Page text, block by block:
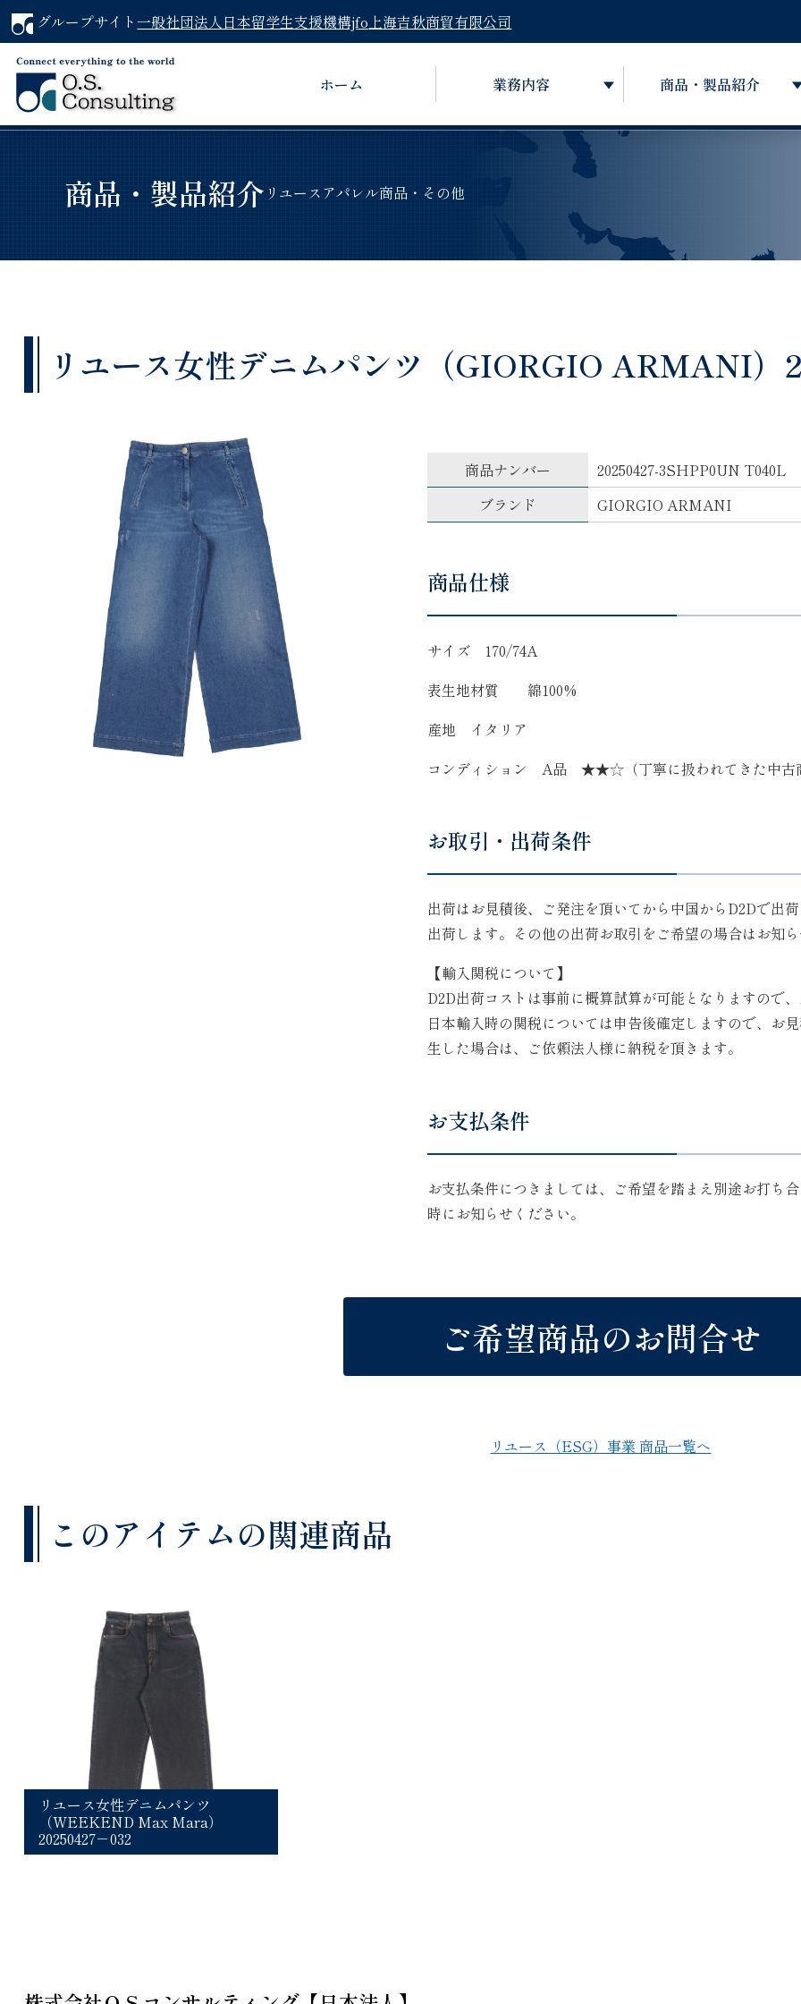
グループサイト 一般社団法人日本留学生支援機構jfo 上海吉秋商貿有限公司
ホーム 業務内容 商品・製品紹介
商品・製品紹介 リユースアパレル商品・その他
リユース女性デニムパンツ（GIORGIO ARMANI
商品ナンバー
20250427-3SHPP0UN T040L
ブランド
GIORGIO ARMANI
商品仕様
サイズ 170/74A
表生地材質 綿100%
産地 イタリア
コンディション A品 ★★☆（丁寧に扱われてきた中古
お取引・出荷条件
出荷はお見積後、ご発注を頂いてから中国からD2Dで出
出荷します。その他の出荷お取引をご希望の場合はお知
【輸入関税について】
D2D出荷コストは事前に概算試算が可能となりますので
日本輸入時の関税については申告後確定しますので、お
生した場合は、ご依頼法人様に納税を頂きます。
お支払条件
お支払条件につきましては、ご希望を踏まえ別途お打ち
時にお知らせください。
ご希望商品のお問合せ
リユース（ESG）事業 商品一覧へ
このアイテムの関連商品
リユース女性デニムパンツ
（WEEKEND Max Mara）
20250427－032